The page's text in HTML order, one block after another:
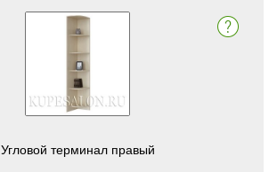
Угловой терминал правый